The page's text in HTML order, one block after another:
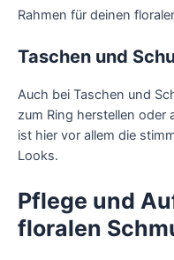
Rahmen für deinen
Taschen und
Auch bei Taschen und
zum Ring herstellen oder
ist hier vor allem die
Looks.
Pflege und
floralen